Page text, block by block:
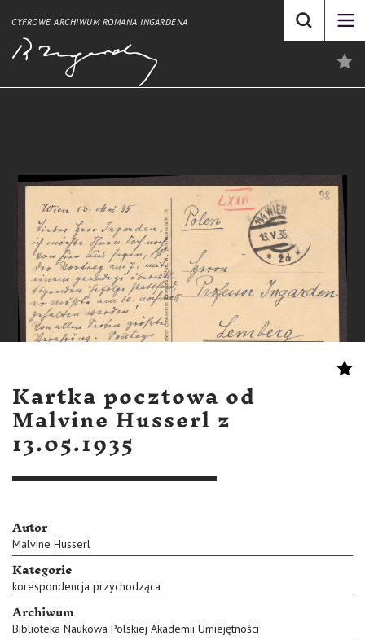
CYFROWE ARCHIWUM ROMANA INGARDENA
Kartka pocztowa od
Malvine Husserl z
13.05.1935
Autor
Malvine Husserl
Kategorie
korespondencja przychodząca
Archiwum
Biblioteka Naukowa Polskiej Akademii Umiejętności